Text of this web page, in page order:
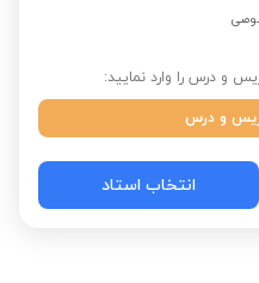
و درس را وارد نمایید:
و درس
انتخاب استاد